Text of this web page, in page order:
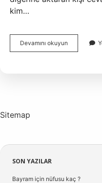
kim…
Devamını okuyun Tercüme
Etmek
Sitemap
Sidebar
SON YAZILAR
Bayram için nüfusu kaç ?